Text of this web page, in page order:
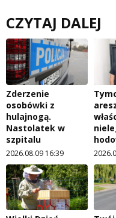
CZYTAJ DALEJ
Zderzenie
osobówki z
hulajnogą.
Nastolatek w
szpitalu
2026.08.09 16:39